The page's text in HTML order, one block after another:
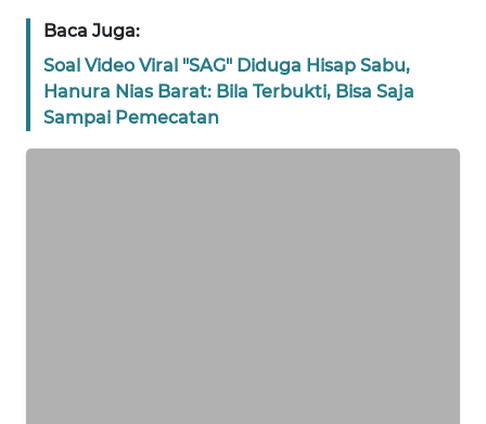
Baca Juga:
Soal Video Viral "SAG" Diduga Hisap Sabu,
Hanura Nias Barat: Bila Terbukti, Bisa Saja
Sampai Pemecatan
WN
JABAR
WN